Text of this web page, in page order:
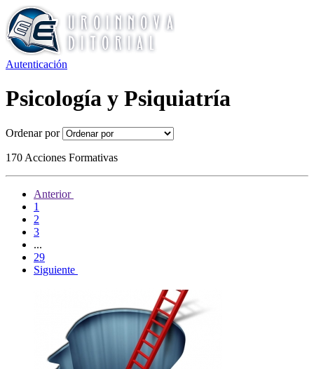
Autenticación
Psicología y Psiquiatría
Ordenar por
170 Acciones Formativas
Anterior
1
2
3
...
29
Siguiente